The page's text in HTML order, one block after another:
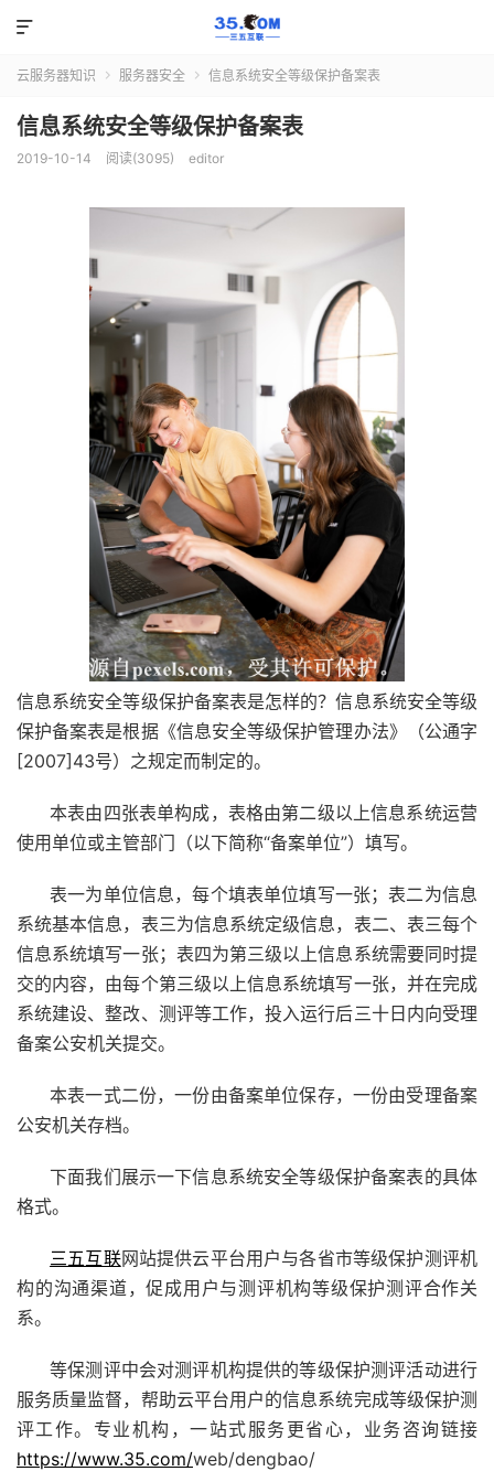

云服务器知识  服务器安全  信息系统安全等级保护备案表
信息系统安全等级保护备案表
2019-10-14 阅读(3095) editor
信息系统安全等级保护备案表是怎样的？信息系统安全等级
保护备案表是根据《信息安全等级保护管理办法》（公通字
[2007]43号）之规定而制定的。
本表由四张表单构成，表格由第二级以上信息系统运营
使用单位或主管部门（以下简称“备案单位”）填写。
表一为单位信息，每个填表单位填写一张；表二为信息
系统基本信息，表三为信息系统定级信息，表二、表三每个
信息系统填写一张；表四为第三级以上信息系统需要同时提
交的内容，由每个第三级以上信息系统填写一张，并在完成
系统建设、整改、测评等工作，投入运行后三十日内向受理
备案公安机关提交。
本表一式二份，一份由备案单位保存，一份由受理备案
公安机关存档。
下面我们展示一下信息系统安全等级保护备案表的具体
格式。
三五互联网站提供云平台用户与各省市等级保护测评机
构的沟通渠道，促成用户与测评机构等级保护测评合作关
系。
等保测评中会对测评机构提供的等级保护测评活动进行
服务质量监督，帮助云平台用户的信息系统完成等级保护测
评工作。专业机构，一站式服务更省心，业务咨询链接
https://www.35.com/web/dengbao/